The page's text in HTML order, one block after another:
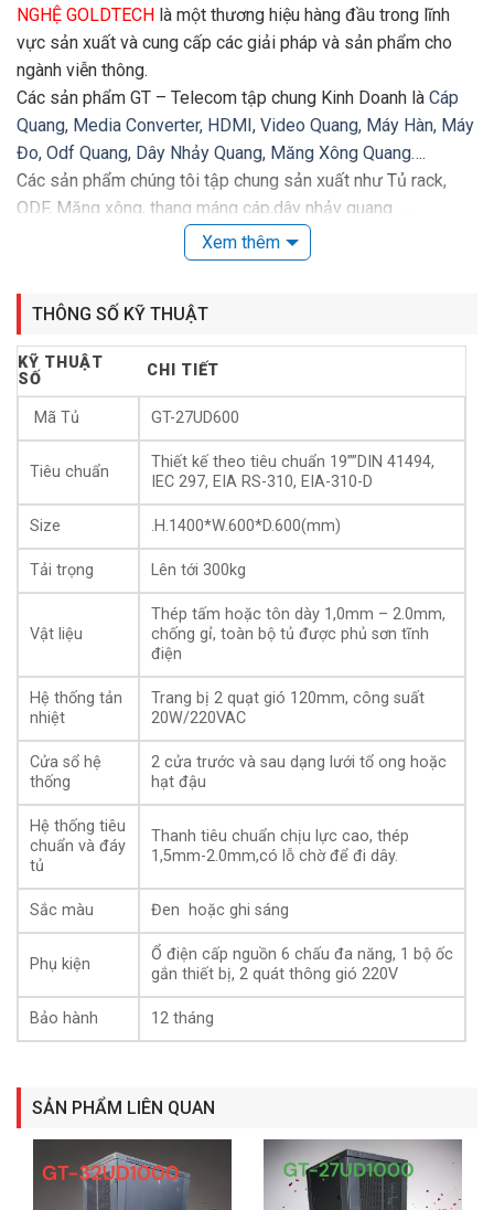
NGHỆ GOLDTECH là một thương hiệu hàng đầu trong lĩnh
vực sản xuất và cung cấp các giải pháp và sản phẩm cho
ngành viễn thông.
Các sản phẩm GT – Telecom tập chung Kinh Doanh là Cáp
Quang, Media Converter, HDMI, Video Quang, Máy Hàn, Máy
Đo, Odf Quang, Dây Nhảy Quang, Măng Xông Quang….
Các sản phẩm chúng tôi tập chung sản xuất như Tủ rack,
ODF, Măng xông, thang máng cáp,dây nhảy quang …..
Với uy tín nhiều năm trong lĩnh vực Viễn Thông, GT –
các sản phẩm Viễn Thông.
Cam kết đầy đủ giấy xuất xưởng CQ cho khách hàng.
Tổng quan Tủ Rack 27UD600 giá rẻ Chất
Lượng cao
Tổng quan cấu tạo tủ rack 27UD600
Xem thêm
THÔNG SỐ KỸ THUẬT
KỸ THUẬT
SỐ
CHI TIẾT
Mã Tủ GT-27UD600
Tiêu chuẩn
Thiết kế theo tiêu chuẩn 19””DIN 41494,
IEC 297, EIA RS-310, EIA-310-D
Size .H.1400*W.600*D.600(mm)
Tải trọng Lên tới 300kg
Vật liệu
Thép tấm hoặc tôn dày 1,0mm – 2.0mm,
chống gỉ, toàn bộ tủ được phủ sơn tĩnh
điện
Hệ thống tản
nhiệt
Trang bị 2 quạt gió 120mm, công suất
20W/220VAC
Cửa sổ hệ
thống
2 cửa trước và sau dạng lưới tổ ong hoặc
hạt đậu
Hệ thống tiêu
chuẩn và đáy
tủ
Thanh tiêu chuẩn chịu lực cao, thép
1,5mm-2.0mm,có lỗ chờ để đi dây.
Sắc màu Đen hoặc ghi sáng
Phụ kiện
Ổ điện cấp nguồn 6 chấu đa năng, 1 bộ ốc
gắn thiết bị, 2 quát thông gió 220V
Bảo hành 12 tháng
SẢN PHẨM LIÊN QUAN